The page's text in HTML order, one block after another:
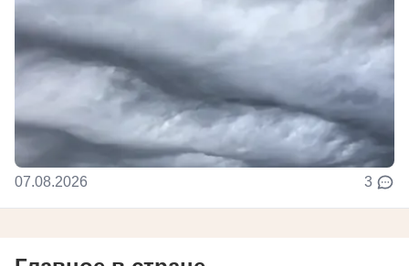
07.08.2026 3